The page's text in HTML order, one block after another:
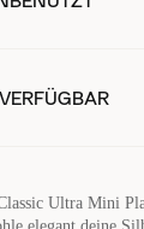
Ultra Mini